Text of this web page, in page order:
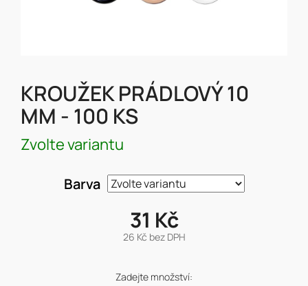
KROUŽEK PRÁDLOVÝ 10
MM - 100 KS
Zvolte variantu
Barva
31 Kč
26 Kč bez DPH
cena:
Zadejte množství: